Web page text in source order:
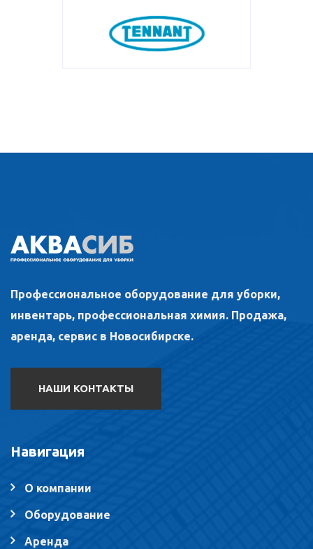
Профессиональное оборудование для уборки,
инвентарь, профессиональная химия. Продажа,
аренда, сервис в Новосибирске.
НАШИ КОНТАКТЫ
Навигация
О компании
Оборудование
Аренда